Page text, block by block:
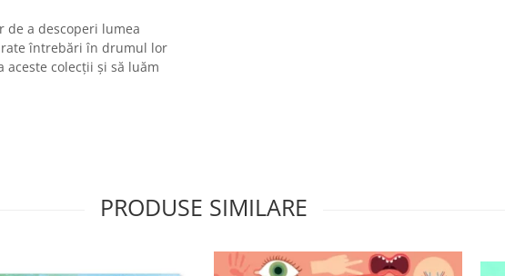
de a descoperi lumea
întrebări în drumul lor
colecții și să luăm
PRODUSE SIMILARE